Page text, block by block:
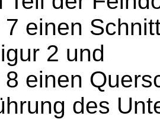
7 einen
2 und
8 einen
des